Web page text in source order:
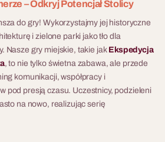
po
w
długości kilku kilometrów,
rywalizacja drużynowa i
ceremonia medalowa tworzą
event który jest najbardziej
widowiskową integracją w
historii niejednej firmy. To nie
jest zwykły piknik firmowy. To
festiwal emocji i adrenaliny
30 - 200 osób
Uczta z Sekretem
Kolacja z interaktywnym
spektaklem — prestiżowy
format premium na gale i
jubileusze w Warszawie.
– Odkryj Potencjał Stolicy
do gry! Wykorzystajmy jej historyczne
i zielone parki jako tło dla
Nasze gry miejskie, takie jak Ekspedycja
, to nie tylko świetna zabawa, ale przede
komunikacji, współpracy i
pod presją czasu. Uczestnicy, podzieleni
na nowo, realizując serię